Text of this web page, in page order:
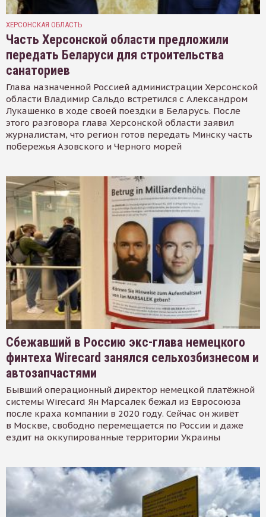
ХЕРСОНСКАЯ ОБЛАСТЬ
Часть Херсонской области предложили
передать Беларуси для строительства
санаториев
Глава назначенной Россией администрации Херсонской
области Владимир Сальдо встретился с Александром
Лукашенко в ходе своей поездки в Беларусь. После
этого разговора глава Херсонской области заявил
журналистам, что регион готов передать Минску часть
побережья Азовского и Черного морей
Сбежавший в Россию экс-глава немецкого
финтеха Wirecard занялся сельхозбизнесом и
автозапчастями
Бывший операционный директор немецкой платёжной
системы Wirecard Ян Марсалек бежал из Евросоюза
после краха компании в 2020 году. Сейчас он живёт
в Москве, свободно перемещается по России и даже
ездит на оккупированные территории Украины